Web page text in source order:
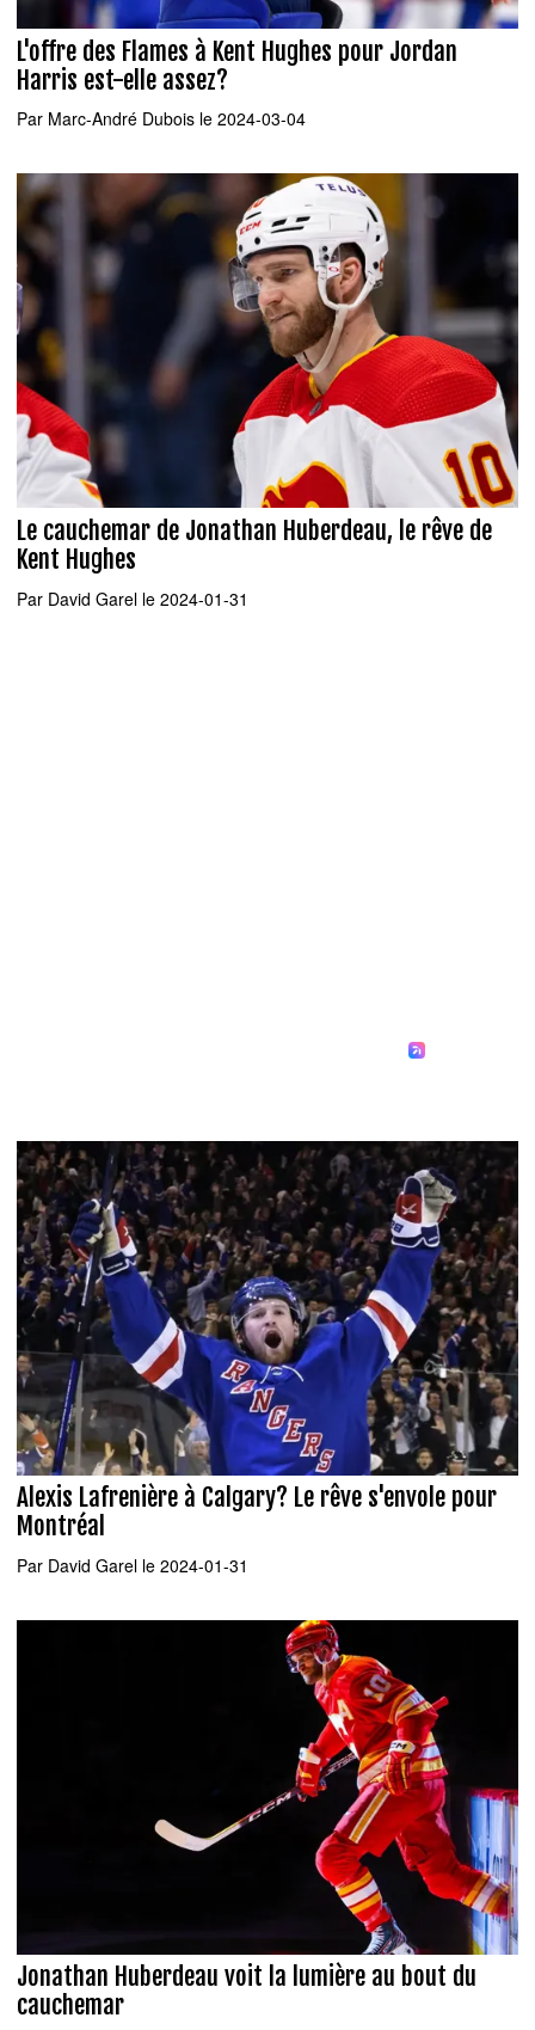
L'offre des Flames à Kent Hughes pour Jordan
Harris est-elle assez?
Par Marc-André Dubois le 2024-03-04
Le cauchemar de Jonathan Huberdeau, le rêve de
Kent Hughes
Par David Garel le 2024-01-31
Alexis Lafrenière à Calgary? Le rêve s'envole pour
Montréal
Par David Garel le 2024-01-31
Jonathan Huberdeau voit la lumière au bout du
cauchemar